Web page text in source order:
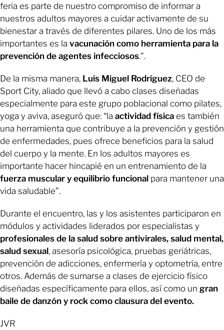
feria es parte de nuestro compromiso de informar a
nuestros adultos mayores a cuidar activamente de su
bienestar a través de diferentes pilares. Uno de los más
importantes es la vacunación como herramienta para la
prevención de agentes infecciosos.".
De la misma manera, Luis Miguel Rodríguez, CEO de
Sport City, aliado que llevó a cabo clases diseñadas
especialmente para este grupo poblacional como pilates,
yoga y aviva, aseguró que: “la actividad física es también
una herramienta que contribuye a la prevención y gestión
de enfermedades, pues ofrece beneficios para la salud
del cuerpo y la mente. En los adultos mayores es
importante hacer hincapié en un entrenamiento de la
fuerza muscular y equilibrio funcional para mantener una
vida saludable”.
Durante el encuentro, las y los asistentes participaron en
módulos y actividades liderados por especialistas y
profesionales de la salud sobre antivirales, salud mental,
salud sexual, asesoría psicológica, pruebas geriátricas,
prevención de adicciones, enfermería y optometría, entre
otros. Además de sumarse a clases de ejercicio físico
diseñadas específicamente para ellos, así como un gran
baile de danzón y rock como clausura del evento.
JVR